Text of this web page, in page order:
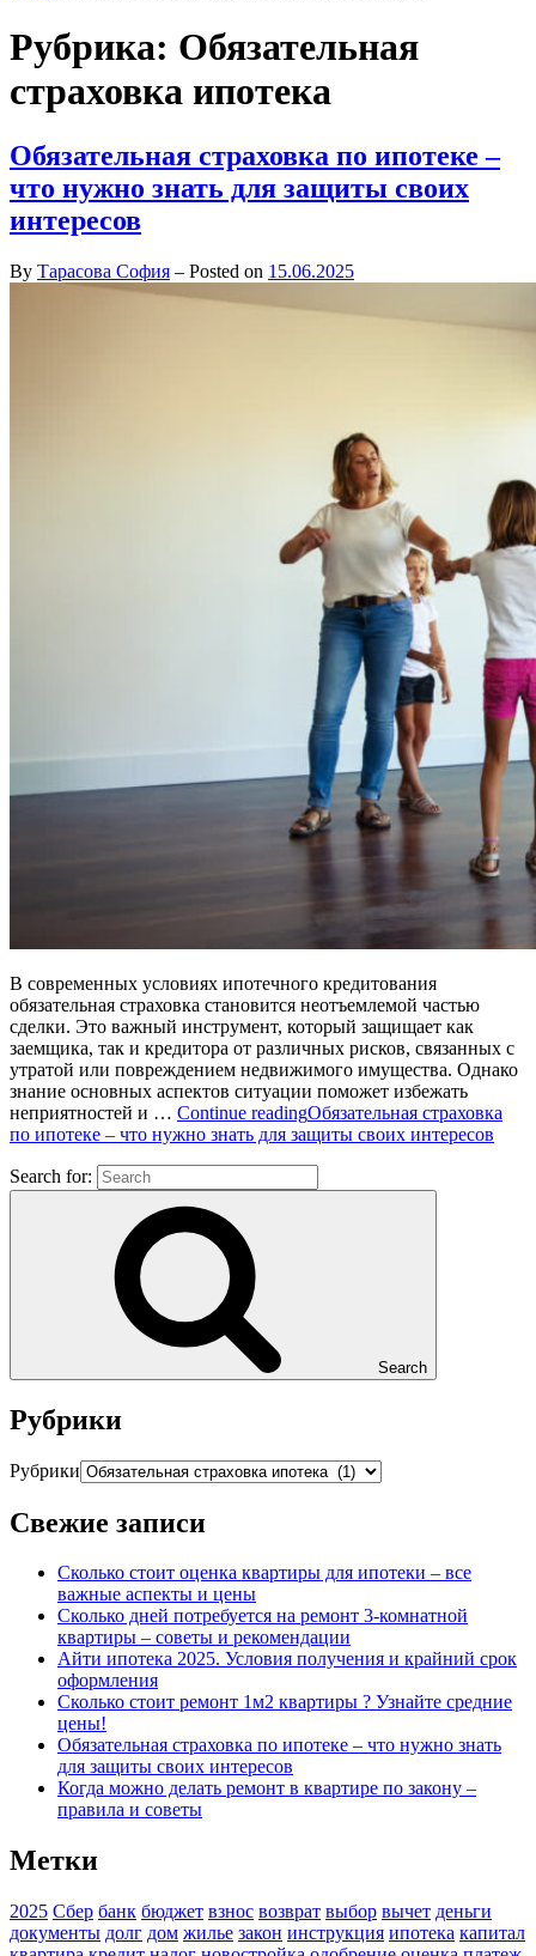
Рубрика: Обязательная
страховка ипотека
Обязательная страховка по ипотеке –
что нужно знать для защиты своих
интересов
By Тарасова София – Posted on 15.06.2025
В современных условиях ипотечного кредитования
обязательная страховка становится неотъемлемой частью
сделки. Это важный инструмент, который защищает как
заемщика, так и кредитора от различных рисков, связанных с
утратой или повреждением недвижимого имущества. Однако
знание основных аспектов ситуации поможет избежать
неприятностей и … Continue readingОбязательная страховка
по ипотеке – что нужно знать для защиты своих интересов
Search for:
Search
Рубрики
Рубрики
Свежие записи
Сколько стоит оценка квартиры для ипотеки – все
важные аспекты и цены
Сколько дней потребуется на ремонт 3-комнатной
квартиры – советы и рекомендации
Айти ипотека 2025. Условия получения и крайний срок
оформления
Сколько стоит ремонт 1м2 квартиры ? Узнайте средние
цены!
Обязательная страховка по ипотеке – что нужно знать
для защиты своих интересов
Когда можно делать ремонт в квартире по закону –
правила и советы
Метки
2025 Сбер банк бюджет взнос возврат выбор вычет деньги
документы долг дом жилье закон инструкция ипотека капитал